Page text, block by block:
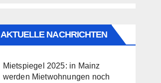
AKTUELLE NACHRICHTEN
Mietspiegel 2025: in Mainz
werden Mietwohnungen noch